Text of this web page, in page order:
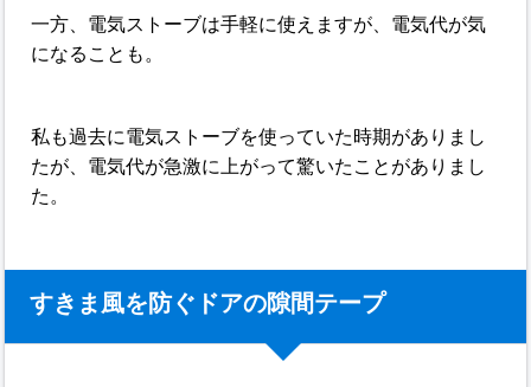
一方、電気ストーブは手軽に使えますが、電気代が気
になることも。
私も過去に電気ストーブを使っていた時期がありまし
たが、電気代が急激に上がって驚いたことがありまし
た。
すきま風を防ぐドアの隙間テープ